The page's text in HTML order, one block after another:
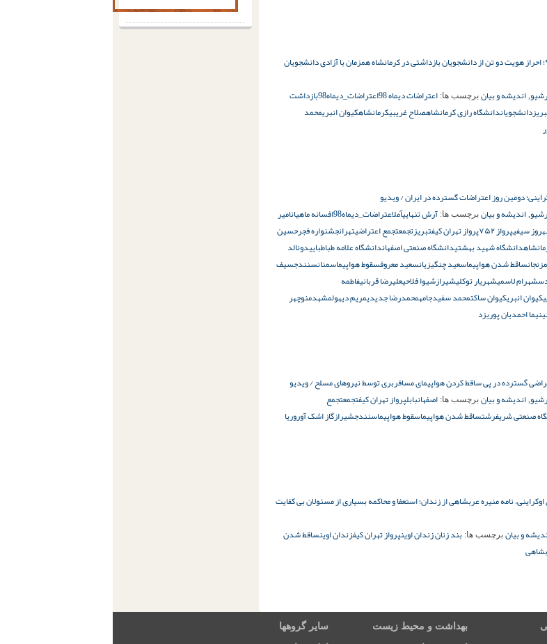
اعتراضات دیماه ۹۸؛ احراز هویت دو تن از دانشجویان بازداشتی در کرمانشاه همزمان با آزادی دانشجویان
, اندیشه و بیان برچسب ها: اعتراضات دیماه 98 اعتراضات_دیماه98 بازداشت
دانشجویاندانشگاه رازی کرمانشاهصلاح غریبیکرمانشاهکیوان انبریمحمد
دومین روز اعتراضات گسترده در ایران / ویدیو
, اندیشه و بیان برچسب ها: آرش تنهاییآملاعتراضات_دیماه98 افسانه ماهیانامیر
سیفیپرواز ۷۵۲ پرواز تهران کیفتبریزتجمعتجمع اعتراضیتهرانجشنواره فجرحسین
دانشگاه شهید بهشتیدانشگاه صنعتی اصفهاندانشگاه علامه طباطباییدونالد
زنجانساقط شدن هواپیماسعید چنگیزیانسعید معروفسقوط هواپیماسمنانسنندجسیف
شهرام لاسمیشهریار توکلیشیرازشیوا فلاحیعلیرضا قربانیفاطمه
کیوان انبریکیوان ساکتمحمد سفیدجامهمحمدرضا جدیدیمریم دیهولمشهدمنوچهر
نیما احمدیان پوریزد
گسترده در پی ساقط کردن هواپیمای مسافربری توسط نیروهای مسلح / ویدیو
, اندیشه و بیان برچسب ها: اصفهانبابلپرواز تهران کیفتجمعتجمع
صنعتی شریفرشتساقط شدن هواپیماسقوط هواپیماسنندجشیرازگاز اشک آوروریا
نامه منیره عربشاهی از زندان؛ استعفا و محاکمه بسیاری از مسئولان بی کفایت
و بیان برچسب ها: بند زنان زندان اوینپرواز تهران کیفزندان اوینساقط شدن
بهداشت و محیط زیست سایر گروهها